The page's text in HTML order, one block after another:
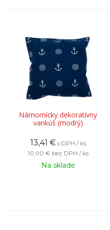
Námornícky dekoratívny
vankúš (modrý)
13,41 € s DPH / ks
10,90 € bez DPH / ks
Na sklade